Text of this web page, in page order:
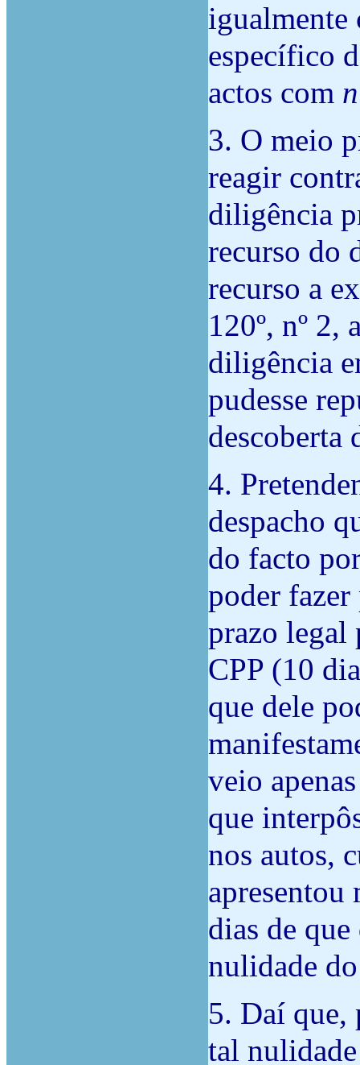
igualmente
específico
actos com
3. O meio
reagir
diligência
recurso do
recurso a
120º, nº 2,
diligência
pudesse
descoberta
4.
despacho
do facto
poder
prazo legal
CPP (10
que dele
veio
que
nos autos,
apresentou
dias de
nulidade
5. Daí que,
tal nulidade